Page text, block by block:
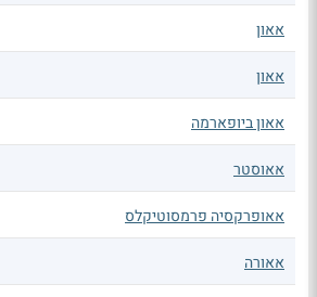
אאון
אאון
אאון ביופארמה
אאוסטר
אאופרקסיה פרמסוטיקלס
אאורה